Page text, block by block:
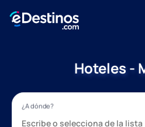
Hoteles -